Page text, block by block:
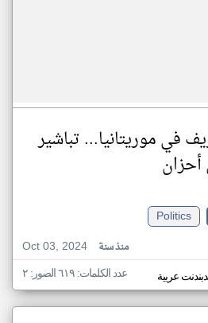
في موريتانيا... تباشير
Politics
Oct 03, 2024
منذ سنة
عربية عدد الكلمات: ٦١٩ الصور: ٢